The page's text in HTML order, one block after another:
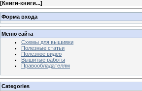
[Книги-книги...]
Форма входа
Меню сайта
Схемы для вышивки
Полезные статьи
Полезное видео
Вышитые работы
Правообладателям
Categories